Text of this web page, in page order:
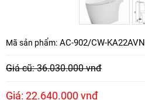
Mã sản phẩm: AC-902/CW-KA22AVN
Giá cũ: 36.030.000 vnđ
Giá: 22.640.000 vnđ